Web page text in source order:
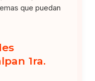
que puedan
1ra.